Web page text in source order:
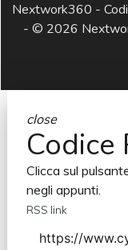
Nextwork360 -
- © 2026
close
Codice
Clicca sul
negli appunti.
RSS link